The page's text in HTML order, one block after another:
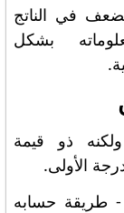
في الناتج
بشكل
ولكنه ذو قيمة
الأولى.
- طريقة حسابه